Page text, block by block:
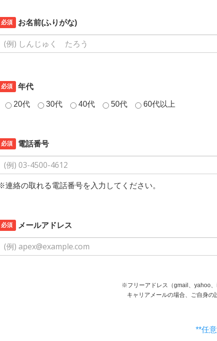
必須 お名前(ふりがな)
必須 年代
20代 30代 40代 50代 60代以上
必須 電話番号
連絡の取れる電話番号を入力してください。
必須 メールアドレス
※フリーアドレス（gmail、yahoo
ャリアメールの場合、ご自身の設定等で受信で
**任